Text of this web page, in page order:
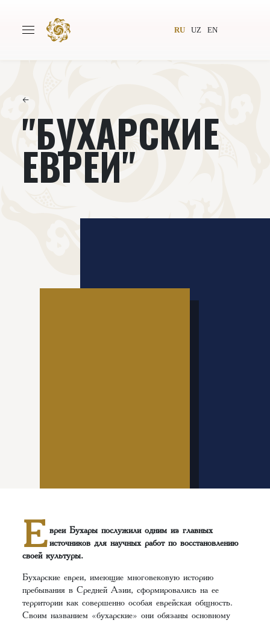
RU UZ EN
Авторы Всемирное общество
Издательство
←
"БУХАРСКИЕ
ЕВРЕИ"
Е вреи Бухары послужили одним из главных
источников для научных работ по восстановлению
своей культуры.
Бухарские евреи, имеющие многовековую историю
пребывания в Средней Азии, сформировались на ее
территории как совершенно особая еврейская общность.
Своим названием «бухарские» они обязаны основному